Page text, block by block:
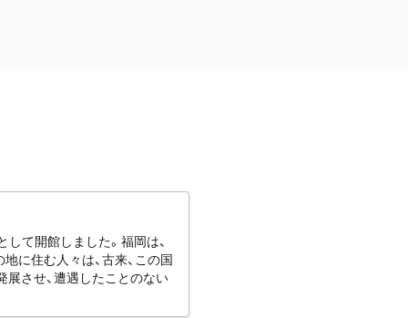
して開館しました。福岡は、
に住む人々は、古来、この国
させ、遭遇したことのない